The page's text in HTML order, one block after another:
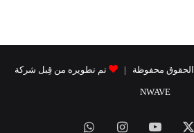
تم تطويره من قِبل شركة
NWAVE
يوتيوبانستقرامواتساب